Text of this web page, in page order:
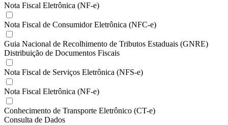
Nota Fiscal Eletrônica (NF-e)
Nota Fiscal de Consumidor Eletrônica (NFC-e)
Guia Nacional de Recolhimento de Tributos Estaduais (GNRE)
Distribuição de Documentos Fiscais
Nota Fiscal de Serviços Eletrônica (NFS-e)
Nota Fiscal Eletrônica (NF-e)
Conhecimento de Transporte Eletrônico (CT-e)
Consulta de Dados